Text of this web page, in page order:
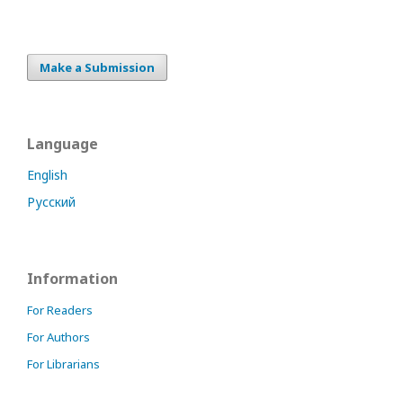
Make a Submission
Language
English
Русский
Information
For Readers
For Authors
For Librarians